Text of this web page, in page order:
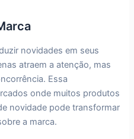
novidades em seus
atraem a atenção, mas
Essa
onde muitos produtos
novidade pode transformar
a marca.